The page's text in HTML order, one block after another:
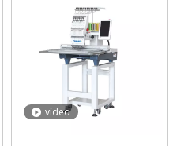
vídeo
vídeo